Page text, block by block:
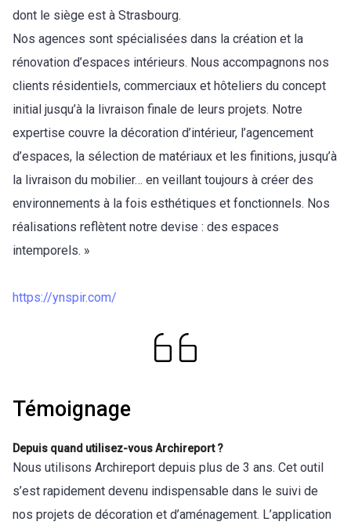
dont le siège est à Strasbourg.
Nos agences sont spécialisées dans la création et la
rénovation d’espaces intérieurs. Nous accompagnons nos
clients résidentiels, commerciaux et hôteliers du concept
initial jusqu’à la livraison finale de leurs projets. Notre
expertise couvre la décoration d’intérieur, l’agencement
d’espaces, la sélection de matériaux et les finitions, jusqu’à
la livraison du mobilier… en veillant toujours à créer des
environnements à la fois esthétiques et fonctionnels. Nos
réalisations reflètent notre devise : des espaces
intemporels. »
https://ynspir.com/
Témoignage
Depuis quand utilisez-vous Archireport ?
Nous utilisons Archireport depuis plus de 3 ans. Cet outil
s’est rapidement devenu indispensable dans le suivi de
nos projets de décoration et d’aménagement. L’application